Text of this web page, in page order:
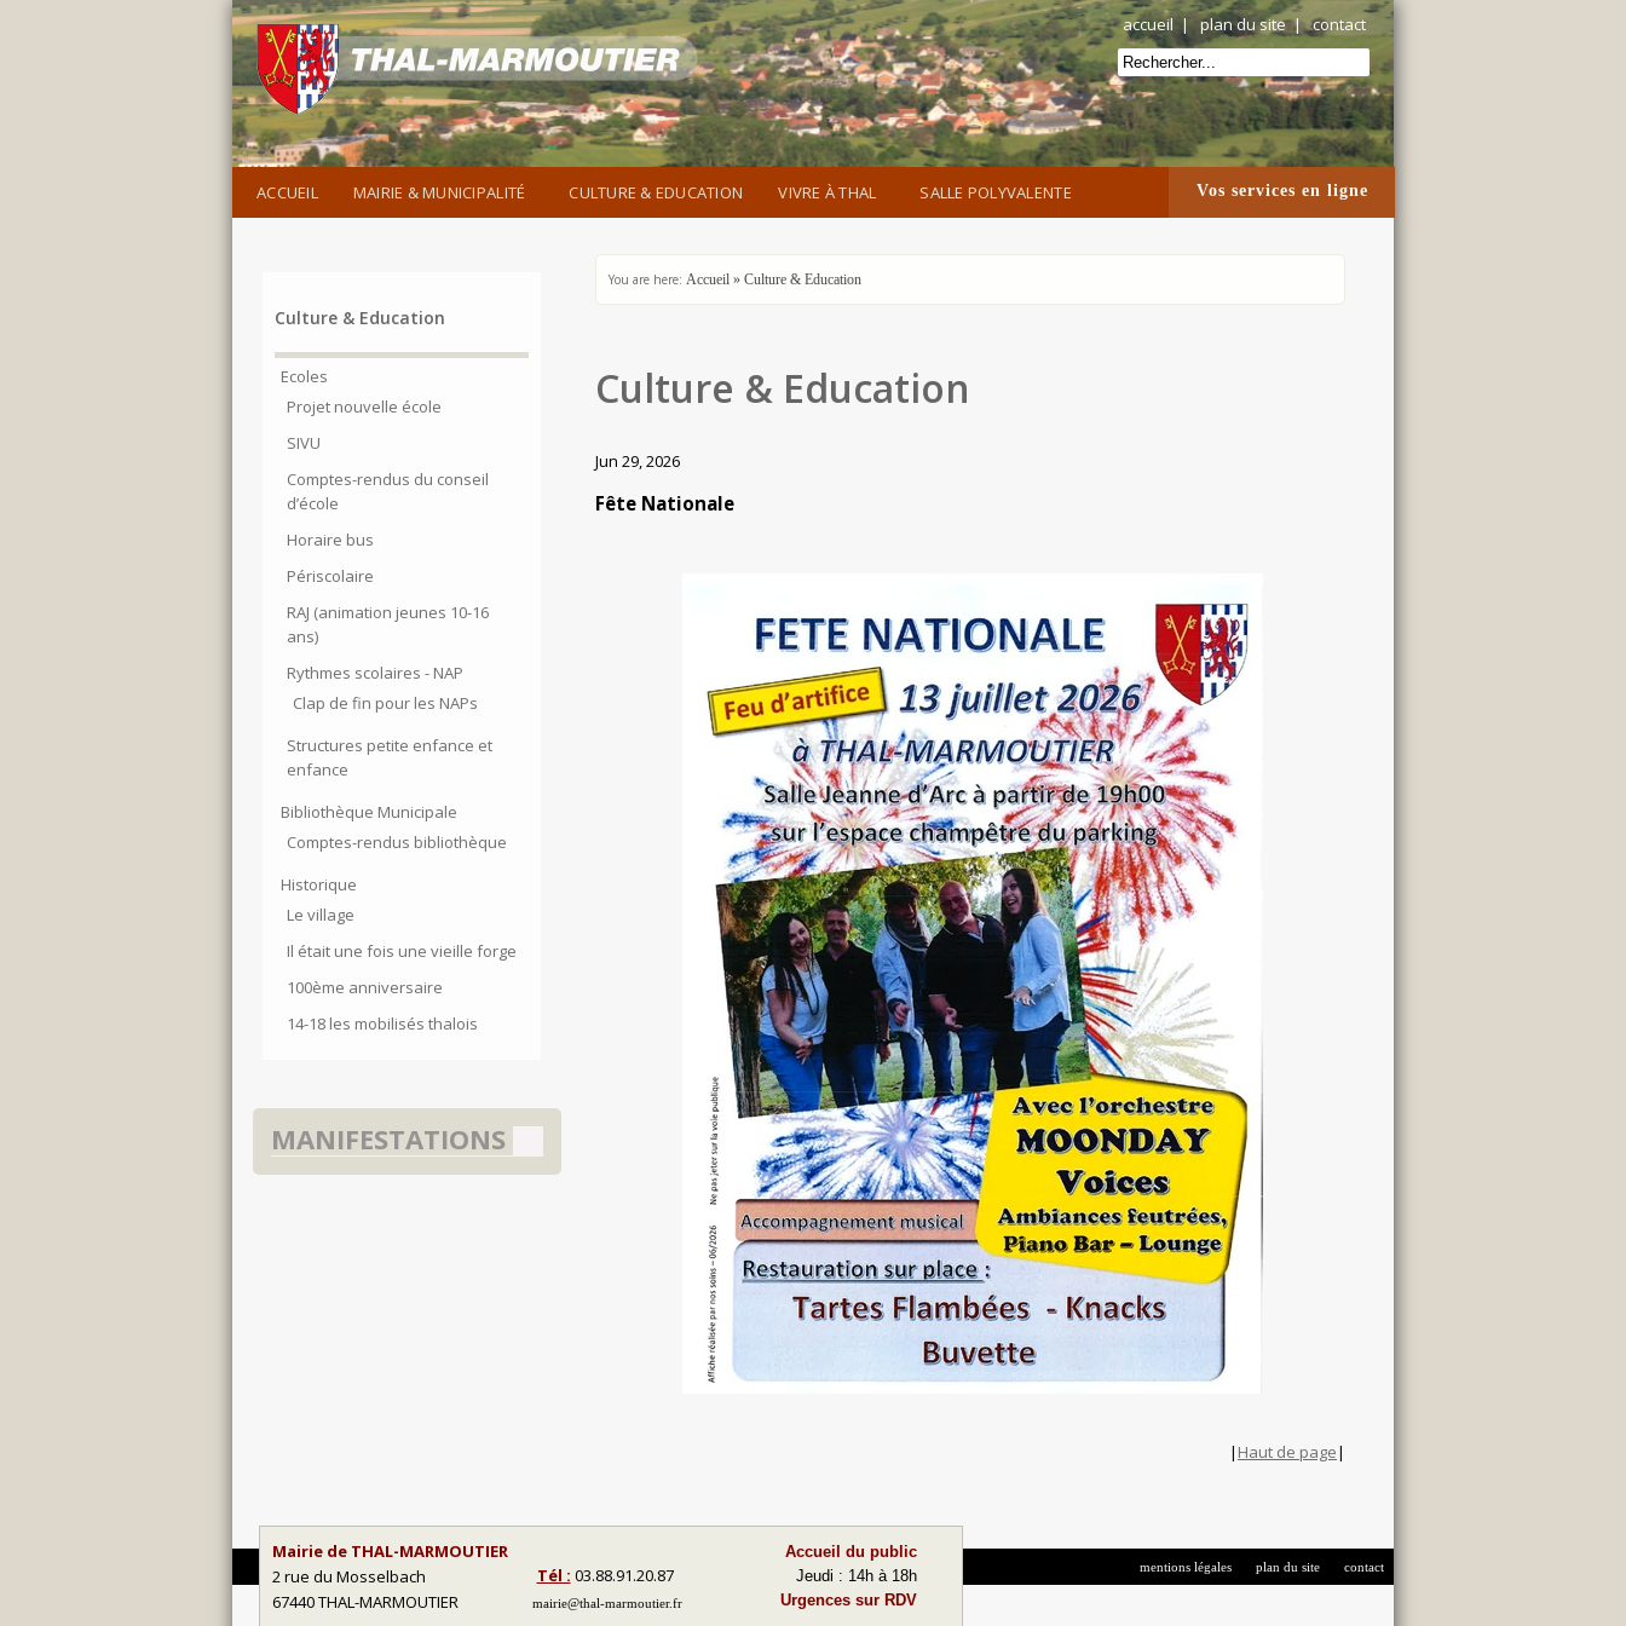
accueil |plan du site|contact
ACCUEIL MAIRIE & MUNICIPALITÉ CULTURE & EDUCATION VIVRE À THAL SALLE POLYVALENTE Vos services en ligne
Culture & Education
Ecoles
Projet nouvelle école
SIVU
Comptes-rendus du conseil
d’école
Horaire bus
Périscolaire
RAJ (animation jeunes 10-16
ans)
Rythmes scolaires - NAP
Clap de fin pour les NAPs
Structures petite enfance et
enfance
Bibliothèque Municipale
Comptes-rendus bibliothèque
Historique
Le village
Il était une fois une vieille forge
100ème anniversaire
14-18 les mobilisés thalois
MANIFESTATIONS
You are here: Accueil » Culture & Education
Culture & Education
Jun 29, 2026
Fête Nationale
| Haut de page|
Mairie de THAL-MARMOUTIER
2 rue du Mosselbach
67440 THAL-MARMOUTIER
Tél : 03.88.91.20.87
mairie@thal-marmoutier.fr
Accueil du public
Jeudi : 14h à 18h
Urgences sur RDV
mentions légales plan du site contact